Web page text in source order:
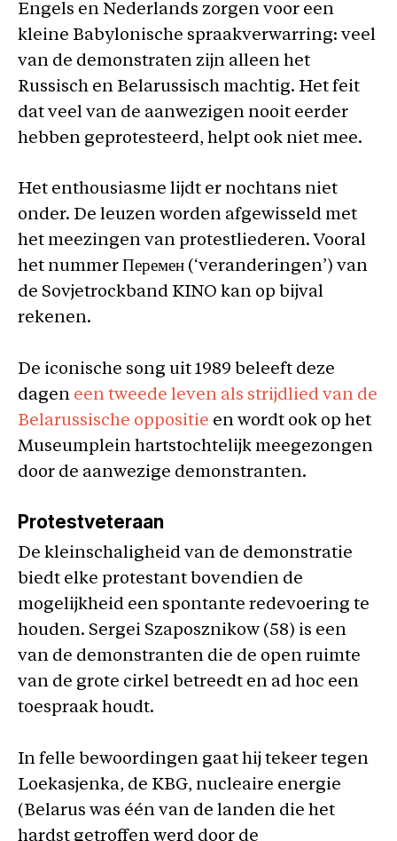
Engels en Nederlands zorgen voor een
kleine Babylonische spraakverwarring: veel
van de demonstraten zijn alleen het
Russisch en Belarussisch machtig. Het feit
dat veel van de aanwezigen nooit eerder
hebben geprotesteerd, helpt ook niet mee.
Het enthousiasme lijdt er nochtans niet
onder. De leuzen worden afgewisseld met
het meezingen van protestliederen. Vooral
het nummer Перемен (‘veranderingen’) van
de Sovjetrockband KINO kan op bijval
rekenen.
De iconische song uit 1989 beleeft deze
dagen een tweede leven als strijdlied van de
Belarussische oppositie en wordt ook op het
Museumplein hartstochtelijk meegezongen
door de aanwezige demonstranten.
Protestveteraan
De kleinschaligheid van de demonstratie
biedt elke protestant bovendien de
mogelijkheid een spontante redevoering te
houden. Sergei Szaposznikow (58) is een
van de demonstranten die de open ruimte
van de grote cirkel betreedt en ad hoc een
toespraak houdt.
In felle bewoordingen gaat hij tekeer tegen
Loekasjenka, de KBG, nucleaire energie
(Belarus was één van de landen die het
hardst getroffen werd door de